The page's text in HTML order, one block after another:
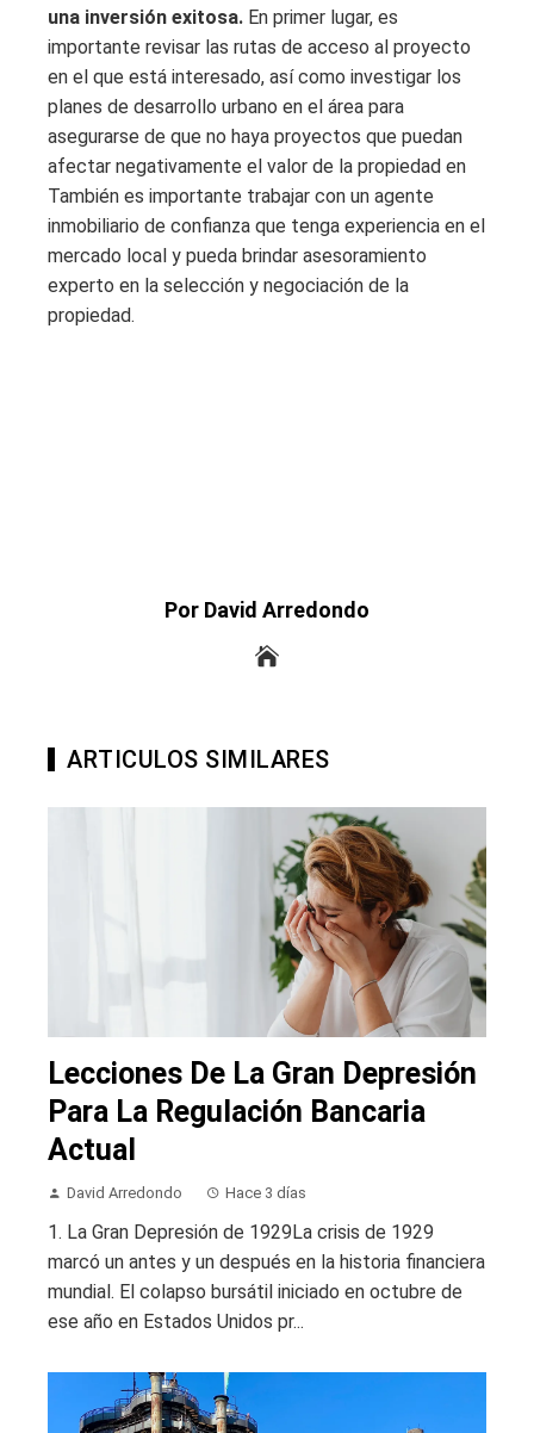
una inversión exitosa. En primer lugar, es
importante revisar las rutas de acceso al proyecto
en el que está interesado, así como investigar los
planes de desarrollo urbano en el área para
asegurarse de que no haya proyectos que puedan
afectar negativamente el valor de la propiedad en
También es importante trabajar con un agente
inmobiliario de confianza que tenga experiencia en el
mercado local y pueda brindar asesoramiento
experto en la selección y negociación de la
propiedad.
Por David Arredondo
ARTICULOS SIMILARES
Lecciones De La Gran Depresión
Para La Regulación Bancaria
Actual
David Arredondo Hace 3 días
1. La Gran Depresión de 1929La crisis de 1929
marcó un antes y un después en la historia financiera
mundial. El colapso bursátil iniciado en octubre de
ese año en Estados Unidos pr...